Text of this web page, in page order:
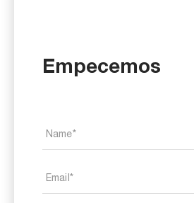
Empecemos